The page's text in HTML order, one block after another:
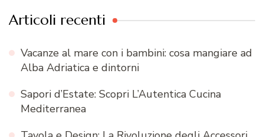
Articoli recenti
Vacanze al mare con i bambini: cosa mangiare ad
Alba Adriatica e dintorni
Sapori d’Estate: Scopri L’Autentica Cucina
Mediterranea